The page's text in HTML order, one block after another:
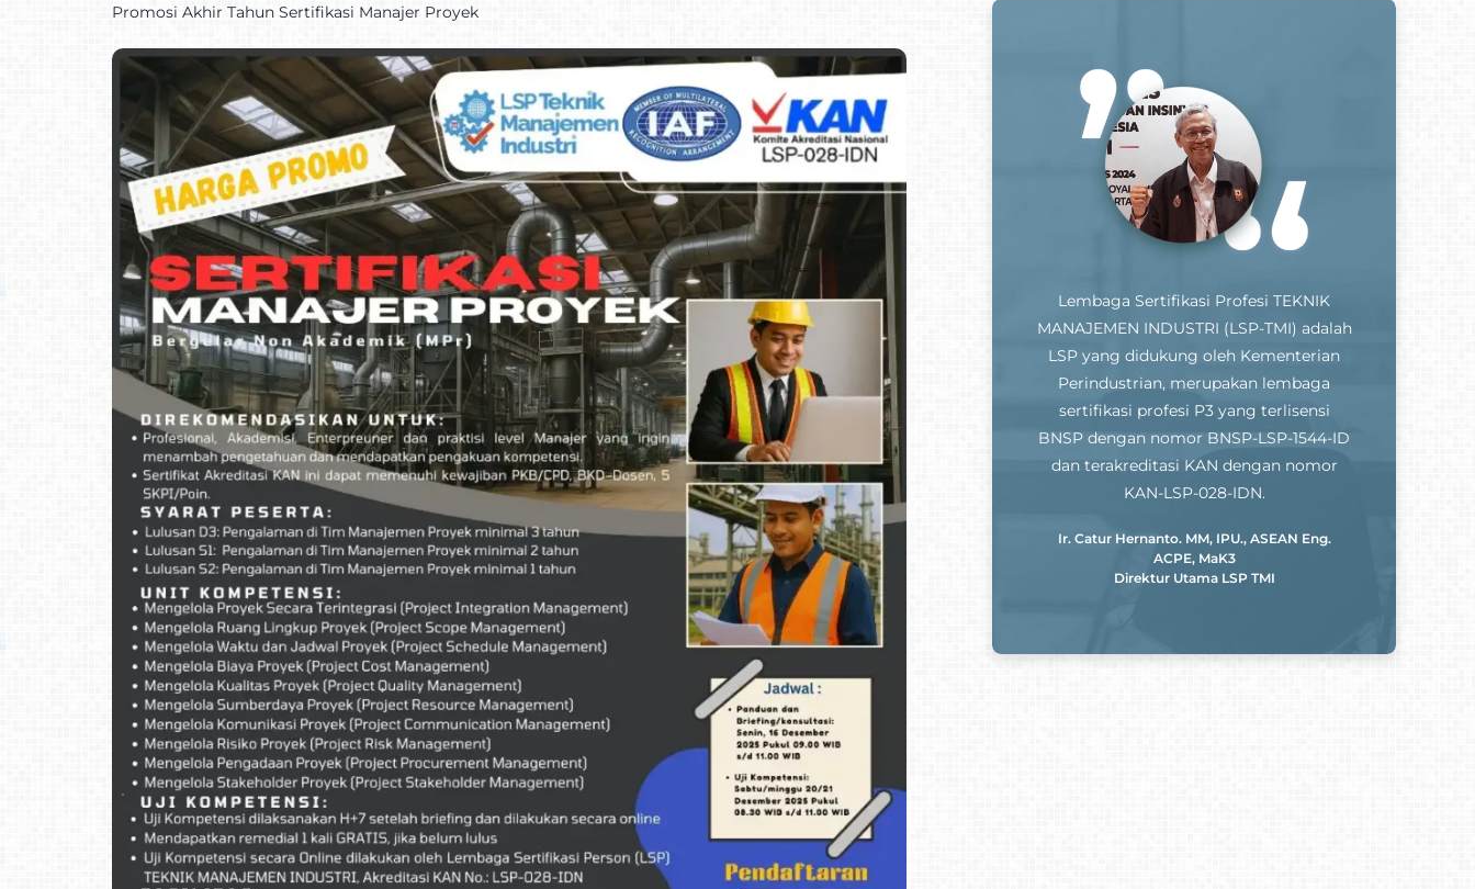
Promosi Akhir Tahun Sertifikasi Manajer Proyek
Lembaga Sertifikasi Profesi TEKNIK
MANAJEMEN INDUSTRI (LSP-TMI) adalah
LSP yang didukung oleh Kementerian
Perindustrian, merupakan lembaga
sertifikasi profesi P3 yang terlisensi
BNSP dengan nomor BNSP-LSP-1544-ID
dan terakreditasi KAN dengan nomor
KAN-LSP-028-IDN.
Ir. Catur Hernanto. MM, IPU., ASEAN Eng.
ACPE, MaK3
Direktur Utama LSP TMI